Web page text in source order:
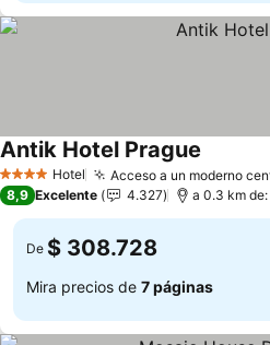
4 EstrellasHotel Acceso a un moderno
Antik Hotel Prague
8,9 Excelente 4.327 a 0.3 km
De $ 308.728
Mira precios de 7 páginas